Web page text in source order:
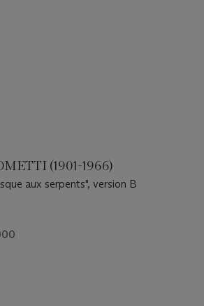
(1901-1966)
aux serpents", version B